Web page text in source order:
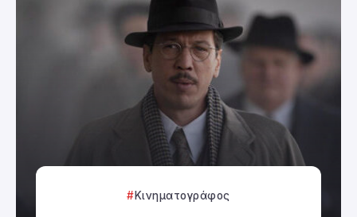
Κινηματογράφος